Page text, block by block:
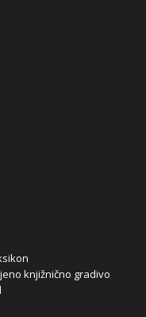
knjižnično gradivo